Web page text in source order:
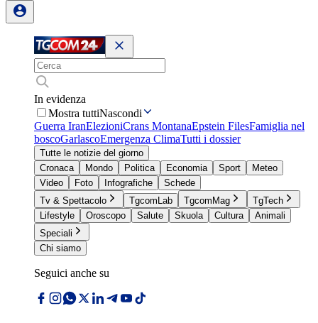
In evidenza
Mostra tuttiNascondi
Guerra IranElezioniCrans MontanaEpstein FilesFamiglia nel
boscoGarlascoEmergenza ClimaTutti i dossier
Tutte le notizie del giorno
Cronaca
Mondo Politica Economia Sport
Meteo
Video
Foto Infografiche
Schede
Tv & Spettacolo
TgcomLab TgcomMag
TgTech
Lifestyle
Oroscopo Salute Skuola Cultura
Animali
Speciali
Chi siamo
Seguici anche su